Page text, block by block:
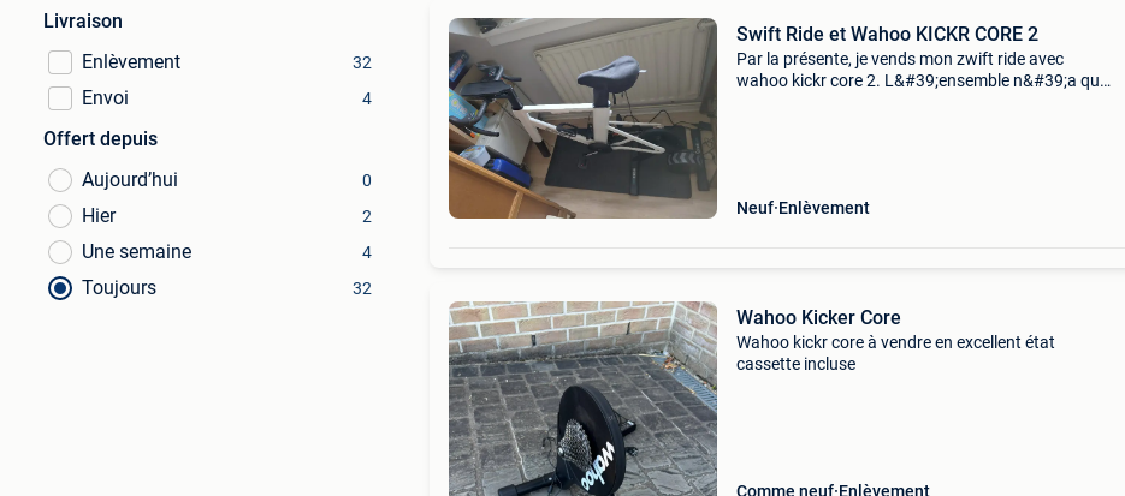
Livraison
Enlèvement
32
Envoi 4
Offert depuis
Aujourd’hui
0
Hier 2
Une semaine 4
Toujours 32
Swift Ride et Wahoo KICKR CORE 2
Par la présente, je vends mon zwift ride avec
wahoo kickr core 2. L&#39;ensemble n&#39;a que
Neuf Enlèvement
Wahoo Kicker Core
Wahoo kickr core à vendre en excellent état
cassette incluse
Comme neuf Enlèvement